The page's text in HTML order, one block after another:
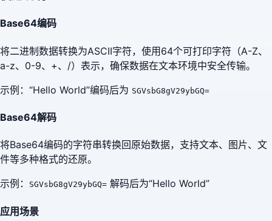
Base64编码
将二进制数据转换为ASCII字符，使用64个可打印字符（A-Z、
a-z、0-9、+、/）表示，确保数据在文本环境中安全传输。
示例：“Hello World”编码后为 SGVsbG8gV29ybGQ=
Base64解码
将Base64编码的字符串转换回原始数据，支持文本、图片、文
件等多种格式的还原。
示例：
SGVsbG8gV29ybGQ= 解码后为“Hello World”
应用场景